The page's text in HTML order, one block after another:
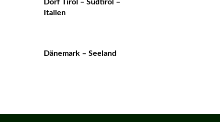
Dorf Tirol – Südtirol –
Italien
Dänemark – Seeland